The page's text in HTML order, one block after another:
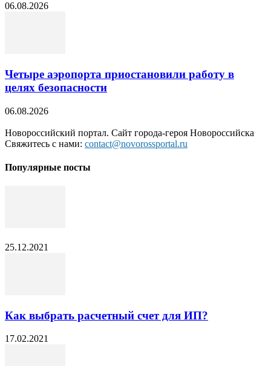
06.08.2026
Четыре аэропорта приостановили работу в
целях безопасности
06.08.2026
Новороссийский портал. Сайт города-героя Новороссийска
Свяжитесь с нами: contact@novorossportal.ru
Популярные посты
25.12.2021
Как выбрать расчетный счет для ИП?
17.02.2021